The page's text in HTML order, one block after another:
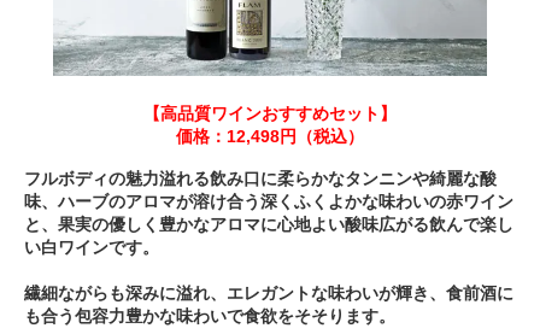
【高品質ワインおすすめセット】
価格：12,498円（税込）
フルボディの魅力溢れる飲み口に柔らかなタンニンや綺麗な酸
味、ハーブのアロマが溶け合う深くふくよかな味わいの赤ワイン
と、果実の優しく豊かなアロマに心地よい酸味広がる飲んで楽し
い白ワインです。
繊細ながらも深みに溢れ、エレガントな味わいが輝き、食前酒に
も合う包容力豊かな味わいで食欲をそそります。